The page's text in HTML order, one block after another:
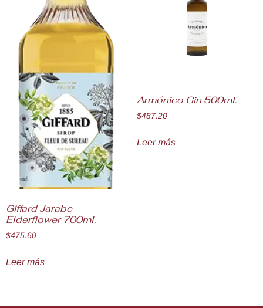
Giffard Jarabe
Elderflower 700ml.
$475.60
Leer más
Armónico Gin 500ml.
$487.20
Leer más